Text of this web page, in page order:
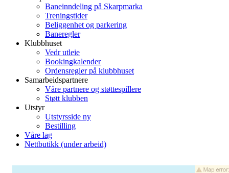
Baneinndeling på Skarpmarka
Treningstider
Beliggenhet og parkering
Baneregler
Klubbhuset
Vedr utleie
Bookingkalender
Ordensregler på klubbhuset
Samarbeidspartnere
Våre partnere og støttespillere
Støtt klubben
Utstyr
Utstyrsside ny
Bestilling
Våre lag
Nettbutikk (under arbeid)